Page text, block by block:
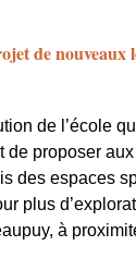
de nouveaux
de l’école
proposer
des espaces
plus
à